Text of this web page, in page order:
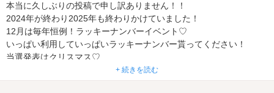
Ｃ・Ｄタイプ限定 週末も変わらず夕食無料！！！つまりＣ・Ｄタ
イプはいつでも晩飯ついてます。しか～～～～も！！ウェルカムド
リンクも無料！生ビールから超絶Ｚに至るまで無料！店内ドリンク
お一人様一杯限り無料にてご奉仕させていただきます。
Ｄタイプ限定 さらにＤタイプにはモーニングまで無料！！！！！
本当に久しぶりの投稿で申し訳ありません！！
2024年が終わり2025年も終わりかけていました！
12月は毎年恒例！ラッキーナンバーイベント♡
いっぱい利用していっぱいラッキーナンバー貰ってください！
当選発表はクリスマス♡
2023.4
+ 続きを読む